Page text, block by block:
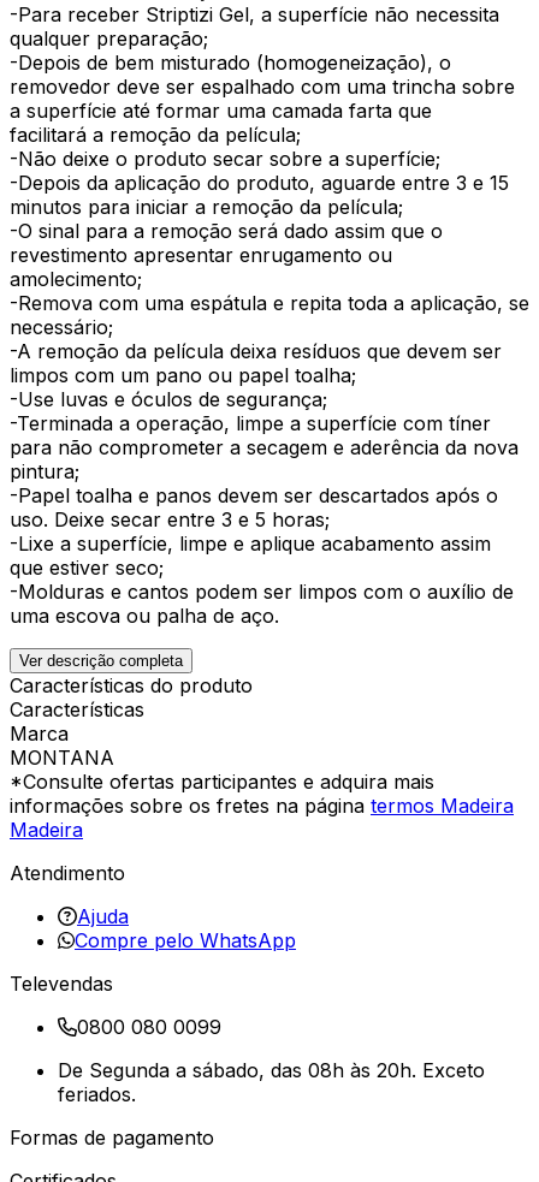
-Para receber Striptizi Gel, a superfície não necessita
qualquer preparação;
-Depois de bem misturado (homogeneização), o
removedor deve ser espalhado com uma trincha sobre
a superfície até formar uma camada farta que
facilitará a remoção da película;
-Não deixe o produto secar sobre a superfície;
-Depois da aplicação do produto, aguarde entre 3 e 15
minutos para iniciar a remoção da película;
-O sinal para a remoção será dado assim que o
revestimento apresentar enrugamento ou
amolecimento;
-Remova com uma espátula e repita toda a aplicação, se
necessário;
-A remoção da película deixa resíduos que devem ser
limpos com um pano ou papel toalha;
-Use luvas e óculos de segurança;
-Terminada a operação, limpe a superfície com tíner
para não comprometer a secagem e aderência da nova
pintura;
-Papel toalha e panos devem ser descartados após o
uso. Deixe secar entre 3 e 5 horas;
-Lixe a superfície, limpe e aplique acabamento assim
que estiver seco;
-Molduras e cantos podem ser limpos com o auxílio de
uma escova ou palha de aço.
Ver descrição completa
Características do produto
Características
Marca
MONTANA
*Consulte ofertas participantes e adquira mais
informações sobre os fretes na página termos Madeira
Madeira
Atendimento
Ajuda
Compre pelo WhatsApp
Televendas
0800 080 0099
De Segunda a sábado, das 08h às 20h. Exceto
feriados.
Formas de pagamento